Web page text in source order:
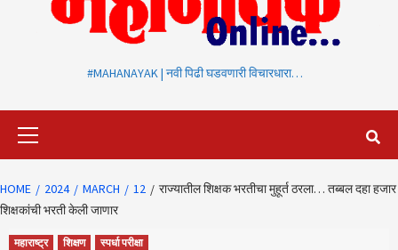
#MAHANAYAK | नवी पिढी घडवणारी विचारधारा…
HOME 2024 MARCH 12
राज्यातील शिक्षक भरतीचा मुहूर्त ठरला… तब्बल दहा हजार
शिक्षकांची भरती केली जाणार
महाराष्ट्र शिक्षण स्पर्धा परीक्षा